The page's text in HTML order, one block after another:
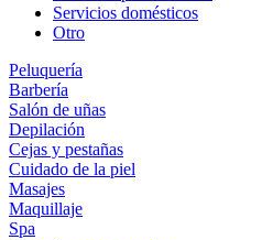
Servicios domésticos
Otro
Peluquería
Barbería
Salón de uñas
Depilación
Cejas y pestañas
Cuidado de la piel
Masajes
Maquillaje
Spa